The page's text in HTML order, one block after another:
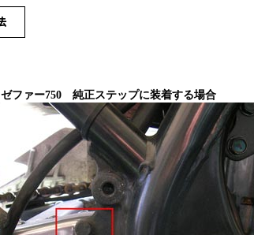
ゼファー750 純正ステップに装着する場合